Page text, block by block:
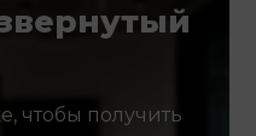
чтобы получить